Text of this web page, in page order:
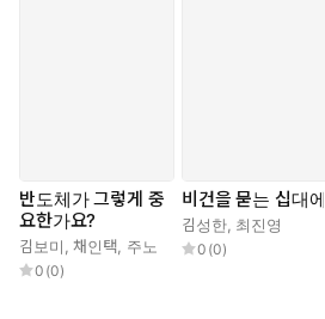
반도체가 그렇게 중
요한가요?
김보미,채인택, 주노
0 (0)
비건을 묻는 십대에
김성한, 최진영
0 (0)